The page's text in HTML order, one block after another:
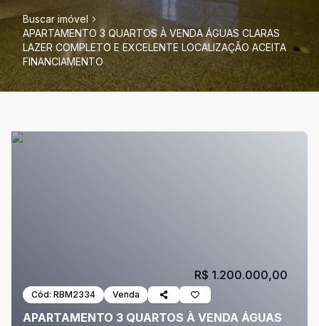
Buscar imóvel
APARTAMENTO 3 QUARTOS À VENDA ÁGUAS CLARAS
LAZER COMPLETO E EXCELENTE LOCALIZAÇÃO ACEITA
FINANCIAMENTO
Cód: RBM2334 Venda
APARTAMENTO 3 QUARTOS À VENDA ÁGUAS
R$ 1.200.000,00